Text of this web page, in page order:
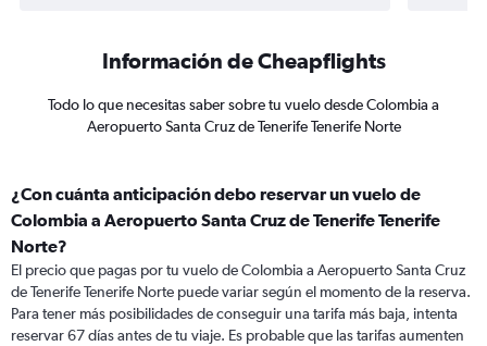
Información de Cheapflights
Todo lo que necesitas saber sobre tu vuelo desde Colombia a
Aeropuerto Santa Cruz de Tenerife Tenerife Norte
¿Con cuánta anticipación debo reservar un vuelo de
Colombia a Aeropuerto Santa Cruz de Tenerife Tenerife
Norte?
El precio que pagas por tu vuelo de Colombia a Aeropuerto Santa Cruz
de Tenerife Tenerife Norte puede variar según el momento de la reserva.
Para tener más posibilidades de conseguir una tarifa más baja, intenta
reservar 67 días antes de tu viaje. Es probable que las tarifas aumenten